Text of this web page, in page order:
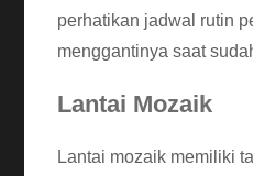
perhatikan jadwal rutin
menggantinya saat
Lantai Mozaik
Lantai mozaik memiliki